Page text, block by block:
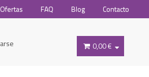
FAQ Blog Contacto
0,00 €